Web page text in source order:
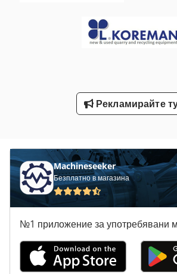
Трион За Рязане На Метал
Триони За Рязане На Метал
Търговията С Храни
Шредер Проследяват Превозно
Рекламирайте
Machineseeker
Безплатно в магазина
№1 приложение за употребявани